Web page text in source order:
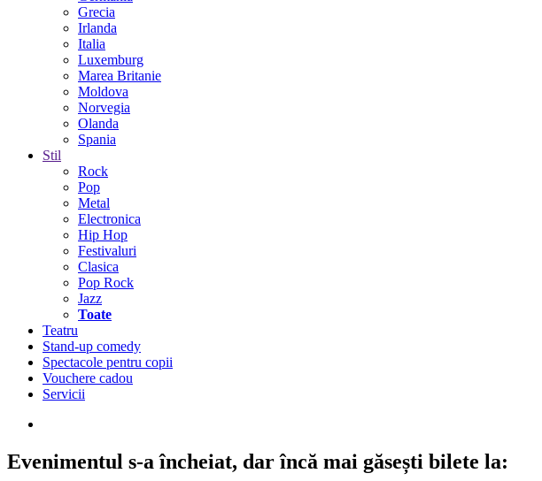
Grecia
Irlanda
Italia
Luxemburg
Marea Britanie
Moldova
Norvegia
Olanda
Spania
Stil
Rock
Pop
Metal
Electronica
Hip Hop
Festivaluri
Clasica
Pop Rock
Jazz
Toate
Teatru
Stand-up comedy
Spectacole pentru copii
Vouchere cadou
Servicii
Evenimentul s-a încheiat, dar încă mai găsești bilete la: